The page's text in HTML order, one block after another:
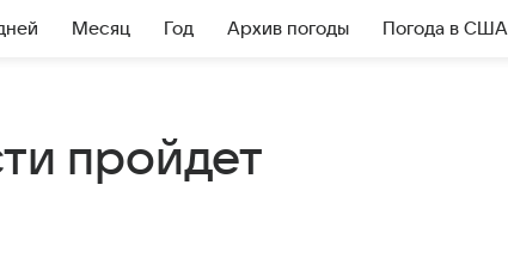
Месяц Год Архив погоды Погода в США
пройдет